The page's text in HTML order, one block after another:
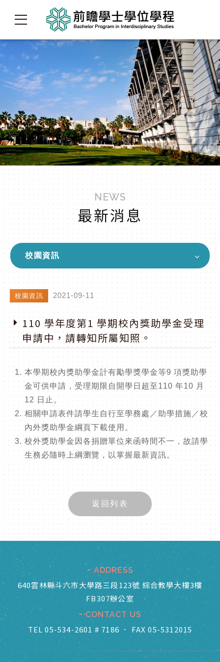
NEWS
最新消息
校園資訊
校園資訊 2021-09-11
110 學年度第1 學期校內獎助學金受理
申請中，請轉知所屬知照。
本學期校內獎助學金計有勵學獎學金等9 項獎助學
金可供申請，受理期限自開學日超至110 年10 月
12 日止。
相關申請表件請學生自行至學務處／助學措施／校
內外獎助學金綱頁下載使用。
校外獎助學金因各捐贈單位來函時間不一，故請學
生務必隨時上綱瀏覽，以掌握最新資訊。
返回列表
ADDRESS
640雲林縣斗六市大學路三段123號 綜合教學大樓3樓
FB307辦公室
CONTACT US
TEL 05-534-2601 # 7186 ． FAX 05-5312015